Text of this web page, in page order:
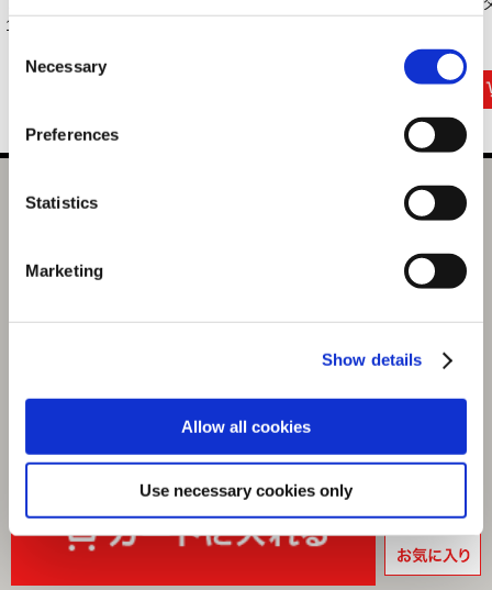
Selection
Necessary
Preferences
Statistics
Marketing
Show details
Allow all cookies
Use necessary cookies only
1...
2,970円(税込)
ストリートファイター6 フライトタグキーホルダー キンバ
66ポイント付与